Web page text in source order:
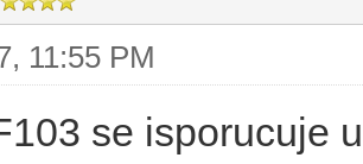
11:55 PM
se isporucuje